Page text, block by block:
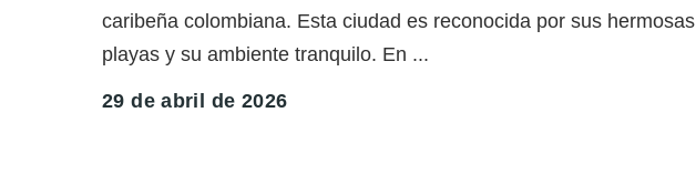
caribeña colombiana. Esta ciudad es reconocida por sus hermosas
playas y su ambiente tranquilo. En ...
29 de abril de 2026